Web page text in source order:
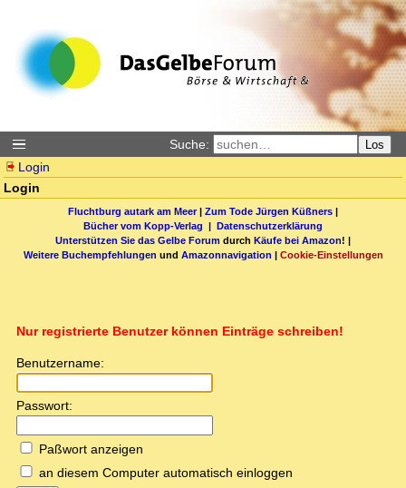
Suche: Los
Login
Login
Fluchtburg autark am Meer| Zum Tode Jürgen Küßners |
Bücher vom Kopp-Verlag | Datenschutzerklärung
Unterstützen Sie das Gelbe Forum durch Käufe bei Amazon! |
Weitere Buchempfehlungen und Amazonnavigation | Cookie-Einstellungen
Nur registrierte Benutzer können Einträge schreiben!
Benutzername:
Passwort:
Paßwort anzeigen
an diesem Computer automatisch einloggen